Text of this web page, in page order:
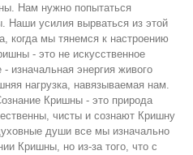
Нам нужно попытаться
Наши усилия вырваться из этой
когда мы тянемся к настроению
- это не искусственное
изначальная энергия живого
нагрузка, навязываемая нам.
Кришны - это природа
чисты и сознают Кришну
души все мы изначально
Кришны, но из-за того, что с